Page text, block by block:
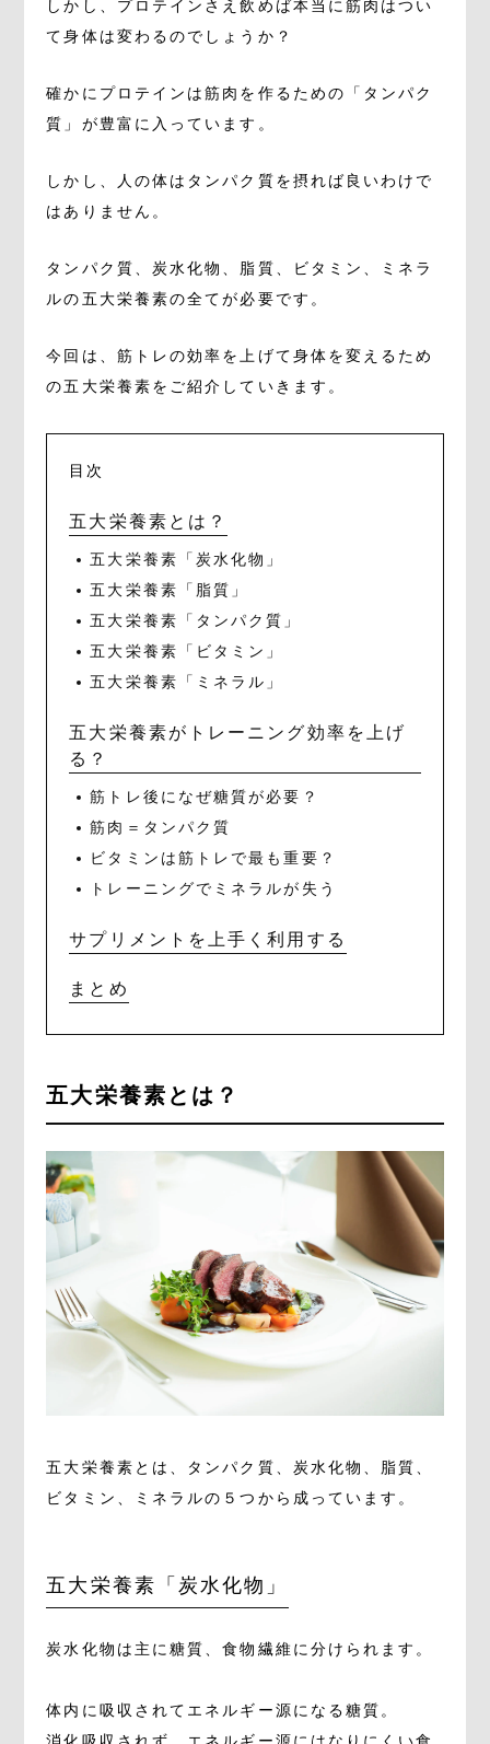
しかし、プロテインさえ飲めば本当に筋肉はつい
て身体は変わるのでしょうか？
確かにプロテインは筋肉を作るための「タンパク
質」が豊富に入っています。
しかし、人の体はタンパク質を摂れば良いわけで
はありません。
タンパク質、炭水化物、脂質、ビタミン、ミネラ
ルの五大栄養素の全てが必要です。
今回は、筋トレの効率を上げて身体を変えるため
の五大栄養素をご紹介していきます。
目次
五大栄養素とは？
五大栄養素「炭水化物」
五大栄養素「脂質」
五大栄養素「タンパク質」
五大栄養素「ビタミン」
五大栄養素「ミネラル」
五大栄養素がトレーニング効率を上げ
る？
筋トレ後になぜ糖質が必要？
筋肉＝タンパク質
ビタミンは筋トレで最も重要？
トレーニングでミネラルが失う
サプリメントを上手く利用する
まとめ
五大栄養素とは？
五大栄養素とは、タンパク質、炭水化物、脂質、
ビタミン、ミネラルの５つから成っています。
五大栄養素「炭水化物」
炭水化物は主に糖質、食物繊維に分けられます。
体内に吸収されてエネルギー源になる糖質。